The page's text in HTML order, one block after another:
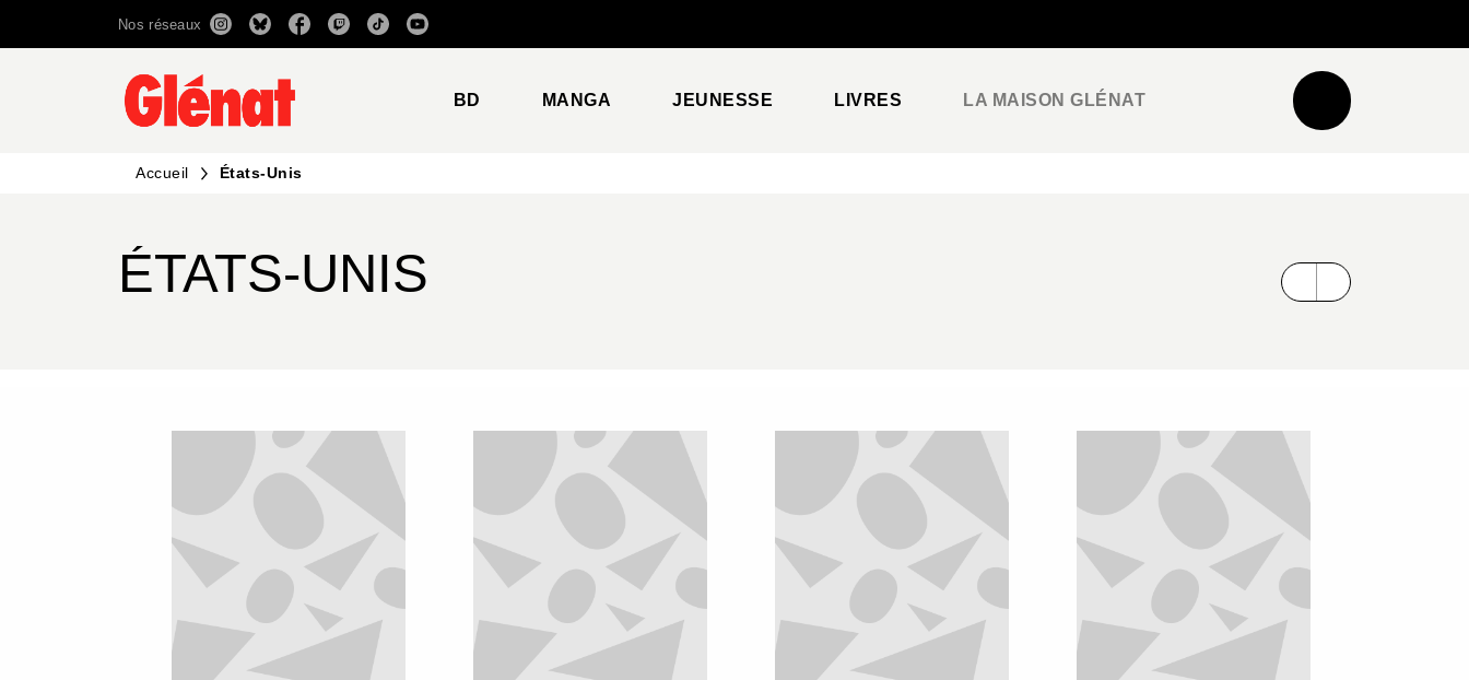
RECHERCHE CONTENU
Nos réseaux
BD MANGA JEUNESSE LIVRES LA MAISON GLÉNAT
Accueil États-Unis
ÉTATS-UNIS